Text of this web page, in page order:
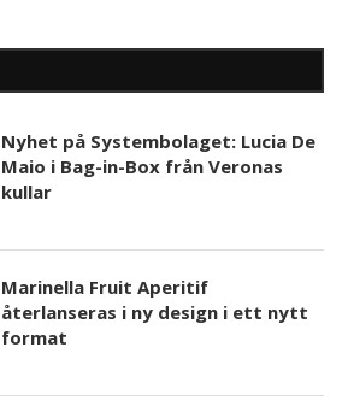
Nyhet på Systembolaget: Lucia De
Maio i Bag-in-Box från Veronas
kullar
Marinella Fruit Aperitif
återlanseras i ny design i ett nytt
format